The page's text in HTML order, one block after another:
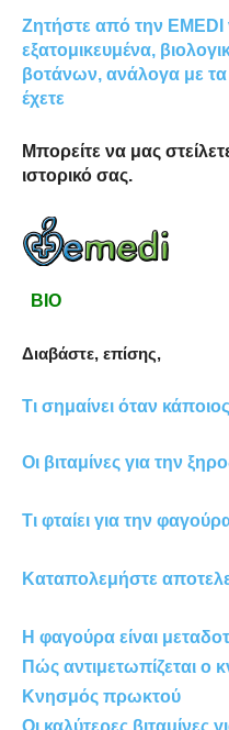
Ζητήστε από την
εξατομικευμένα,
βοτάνων, ανάλογα με
έχετε
Μπορείτε να μας
ιστορικό σας.
BIO
Διαβάστε, επίσης,
Τι σημαίνει όταν
Οι βιταμίνες για την
Τι φταίει για την
Καταπολεμήστε
H φαγούρα είναι
Πώς αντιμετωπίζεται ο
Κνησμός πρωκτού
Οι καλύτερες βιταμίνες